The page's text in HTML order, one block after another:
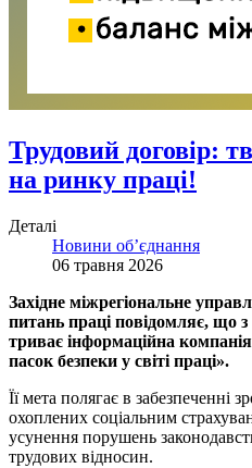
Трудовий договір:
на ринку праці!
Деталі
Новини об’єднання
06 травня 2026
Західне міжрегіональне
питань праці повідомляє, що
триває інформаційна
пасок безпеки у світі праці».
Її мета полягає в забезпеченні
охоплених соціальним
усунення порушень
трудових відносин.